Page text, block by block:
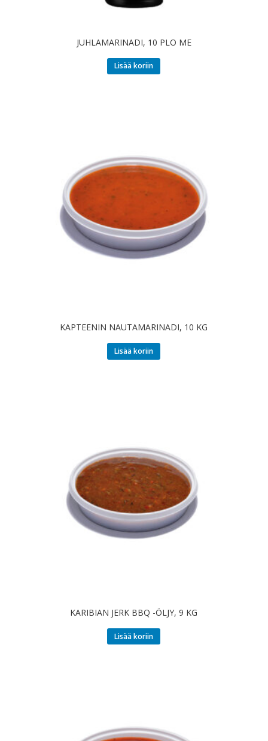
JUHLAMARINADI, 10 PLO ME
Lisää koriin
KAPTEENIN NAUTAMARINADI, 10 KG
Lisää koriin
KARIBIAN JERK BBQ -ÖLJY, 9 KG
Lisää koriin